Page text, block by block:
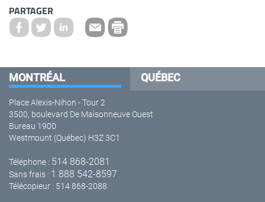
PARTAGER
MONTRÉAL QUÉBEC
Place Alexis-Nihon - Tour 2
3500, boulevard De Maisonneuve Ouest
Bureau 1900
Westmount (Québec) H3Z 3C1
Téléphone : 514 868-2081
Sans frais : 1 888 542-8597
Télécopieur : 514 868-2088